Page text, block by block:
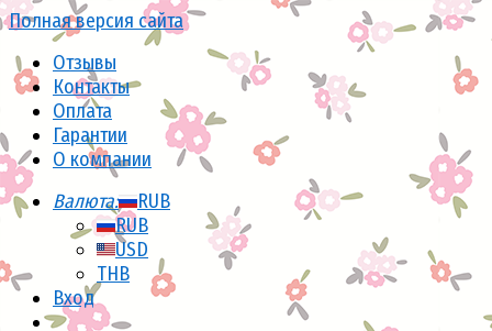
Полная версия сайта
Отзывы
Контакты
Оплата
Гарантии
О компании
Валюта:
RUB
RUB
USD
THB
Вход